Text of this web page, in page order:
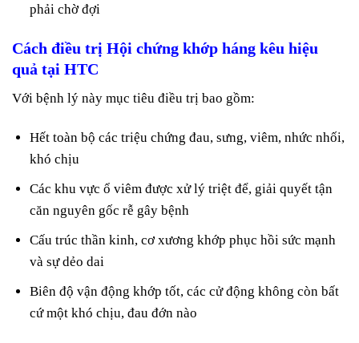
phải chờ đợi
Cách điều trị Hội chứng khớp háng kêu hiệu
quả tại HTC
Với bệnh lý này mục tiêu điều trị bao gồm:
Hết toàn bộ các triệu chứng đau, sưng, viêm, nhức nhối,
khó chịu
Các khu vực ổ viêm được xử lý triệt để, giải quyết tận
căn nguyên gốc rễ gây bệnh
Cấu trúc thần kinh, cơ xương khớp phục hồi sức mạnh
và sự dẻo dai
Biên độ vận động khớp tốt, các cử động không còn bất
cứ một khó chịu, đau đớn nào